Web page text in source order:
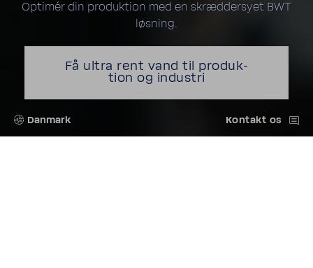
Optimér din produk­tion med en skræd­der­syet BWT
løsning.
Få ultra rent vand til produk­
tion og indu­stri
Danmark Kontakt os